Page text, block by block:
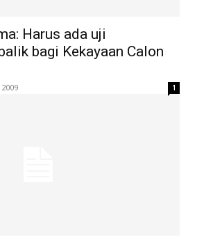
Harus ada uji
bagi Kekayaan Calon
1